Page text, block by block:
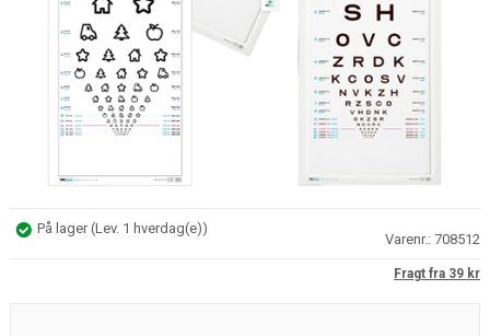
På lager(Lev. 1 hverdag(e))
Varenr.:708512
Fragt fra 39 kr